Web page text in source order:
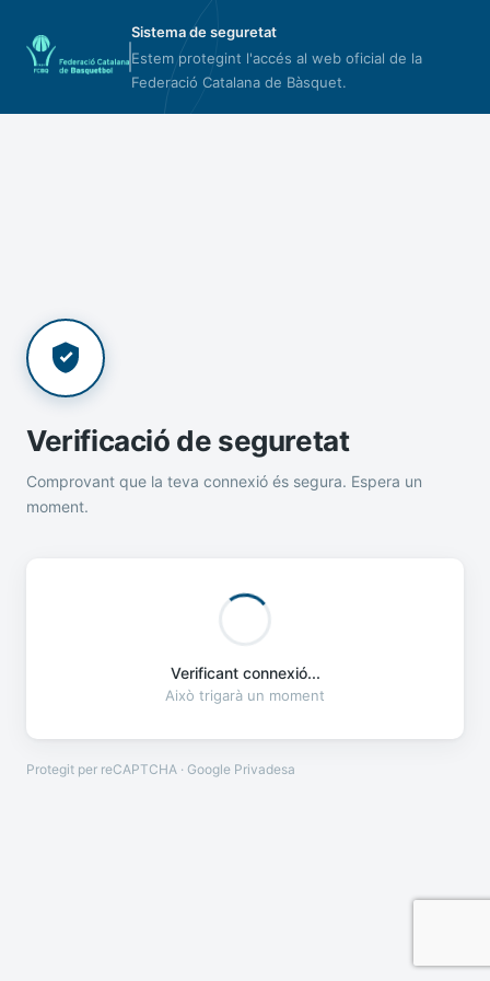
Sistema de seguretat
Estem protegint l'accés al web oficial de la
Federació Catalana de Bàsquet.
Verificació de seguretat
Comprovant que la teva connexió és segura. Espera un
moment.
Verificant connexió...
Això trigarà un moment
Protegit per reCAPTCHA · Google Privadesa